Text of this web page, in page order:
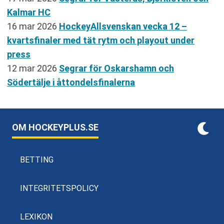
Kalmar HC
16 mar 2026 HockeyAllsvenskan vecka 12 –
kvartsfinaler med tät rytm och playout under
press
12 mar 2026 Segrar för Oskarshamn och
Södertälje i åttondelsfinalerna
OM HOCKEYPLUS.SE
BETTING
INTEGRITETSPOLICY
LEXIKON